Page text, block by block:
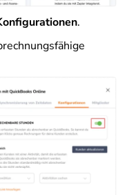
.